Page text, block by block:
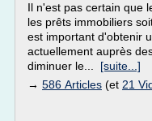
Il n'est pas certain que
les prêts immobiliers
est important d'obtenir
actuellement auprès
diminuer le... [suite...]
→ 586 Articles (et 21